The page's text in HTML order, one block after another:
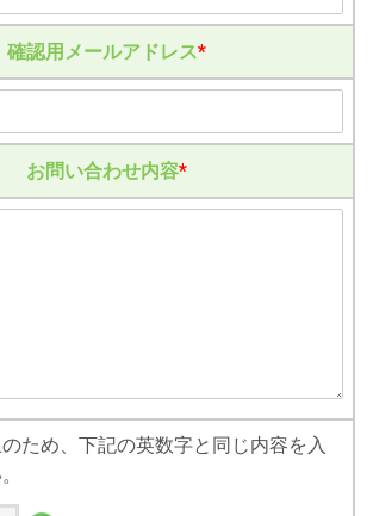
確認用メールアドレス*
お問い合わせ内容*
ため、下記の英数字と同じ内容を入